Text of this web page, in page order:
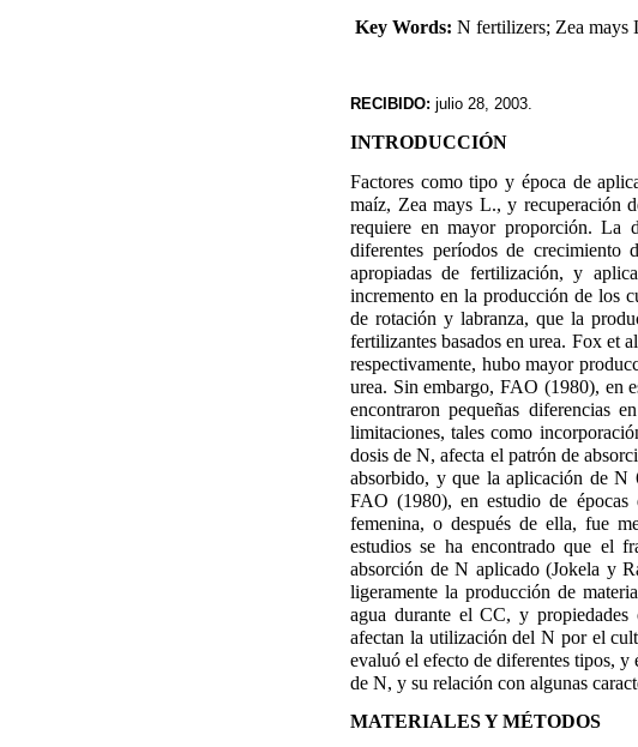
Key Words: N fertilizers; Zea mays
RECIBIDO: julio 28, 2003.
INTRODUCCIÓN
Factores como tipo y época de
maíz, Zea mays L., y recuperación
requiere en mayor proporción. La
diferentes períodos de
apropiadas de fertilización, y
incremento en la producción de los
de rotación y labranza, que la
fertilizantes basados en urea. Fox et
respectivamente, hubo mayor
urea. Sin embargo, FAO (1980), en
encontraron pequeñas diferencias
limitaciones, tales como
dosis de N, afecta el patrón de
absorbido, y que la aplicación de N
FAO (1980), en estudio de
femenina, o después de ella, fue
estudios se ha encontrado que el
absorción de N aplicado (Jokela y
ligeramente la producción de
agua durante el CC, y
afectan la utilización del N por el
evaluó el efecto de diferentes tipos,
de N, y su relación con algunas
MATERIALES Y MÉTODOS